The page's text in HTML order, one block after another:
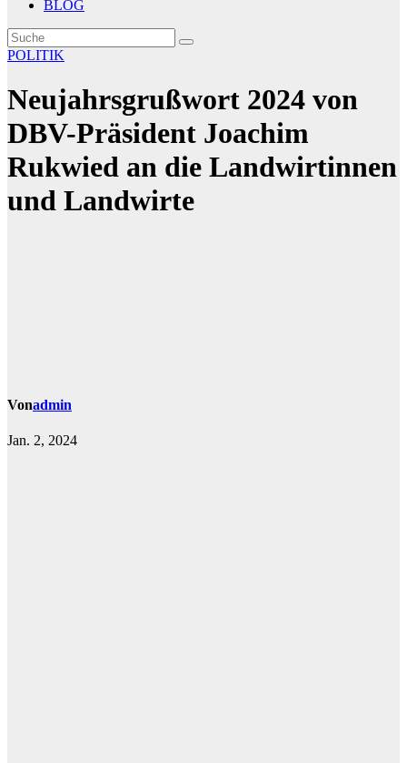
BLOG
POLITIK
Neujahrsgrußwort 2024 von
DBV-Präsident Joachim
Rukwied an die Landwirtinnen
und Landwirte
Vonadmin
Jan. 2, 2024